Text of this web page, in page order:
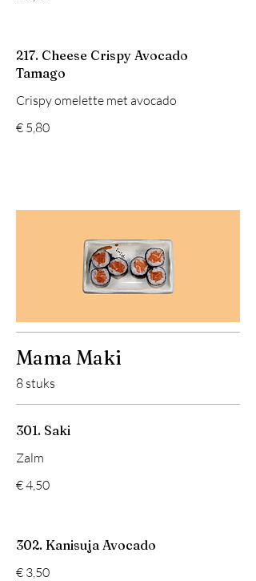
217. Cheese Crispy Avocado
Tamago
Crispy omelette met avocado
€ 5,80
Mama Maki
8 stuks
301. Saki
Zalm
€ 4,50
302. Kanisuja Avocado
€ 3,50